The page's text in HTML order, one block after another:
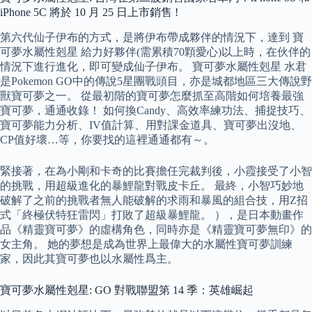
iPhone 5C 將於 10 月 25 日上市銷售 !
第六代仙子伊布的方式，是將伊布帶成夥伴的情況下，達到 寶
可夢水屬性剋星 給力好夥伴(需累積70顆愛心)以上時，在伙伴的
情況下進行進化，即可變成仙子伊布。 寶可夢水屬性剋星 水君
是Pokemon GO中的傳說5星團戰頭目，亦是城都地區三大傳說野
獸寶可夢之一。 從最初階的寶可夢怎麼抓至高階如何培養最強
寶可夢，通通收錄！ 如何換Candy、高效率練功法、捕捉技巧、
寶可夢能力分析、IV值計算、用對課金道具、寶可夢出沒地、
CP值好壞…等，你要找的這裡通通都有～。
緊接著，在為小剛和卡奇的比賽擔任完裁判後，小霞接受了小智
的挑戰，用超級進化的暴鯉龍對戰皮卡丘。 最終，小智巧妙地
破解了之前的挑戰者無人能破解的求雨和暴風的組合技，用Z招
式「終極伏特狂雷閃」打敗了超級暴鯉龍。 ），是日本動畫作
品《精靈寶可夢》的虛構角色，同時亦是《精靈寶可夢無印》的
女主角。 她的夢想是成為世界上最偉大的水屬性寶可夢訓練
家，因此其寶可夢也以水屬性爲主。
寶可夢水屬性剋星: GO 對戰聯盟第 14 季：英雄崛起